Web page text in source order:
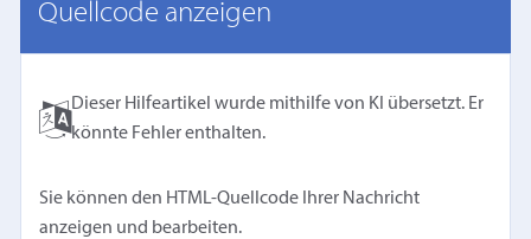
Quellcode anzeigen
Dieser Hilfeartikel wurde mithilfe von KI übersetzt. Er
könnte Fehler enthalten.
Sie können den HTML-Quellcode Ihrer Nachricht
anzeigen und bearbeiten.